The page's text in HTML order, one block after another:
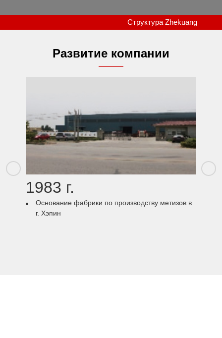
Структура Zhekuang
Развитие компании
1983 г.
Основание фабрики по производству метизов в
г. Хэпин